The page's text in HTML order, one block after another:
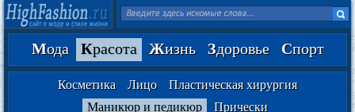
Мода Красота Жизнь Здоровье Спорт
Косметика Лицо
Пластическая хирургия
Маникюр и педикюр
Прически